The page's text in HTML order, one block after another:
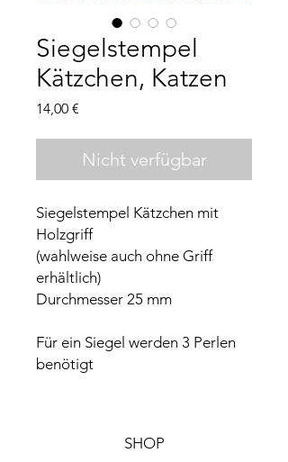
Siegelstempel
Kätzchen, Katzen
14,00 €
Nicht verfügbar
Siegelstempel Kätzchen mit
Holzgriff
(wahlweise auch ohne Griff
erhältlich)
Durchmesser 25 mm
Für ein Siegel werden 3 Perlen
benötigt
SHOP